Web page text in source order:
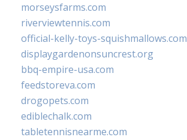
morseysfarms.com
riverviewtennis.com
official-kelly-toys-squishmallows.com
displaygardenonsuncrest.org
bbq-empire-usa.com
feedstoreva.com
drogopets.com
ediblechalk.com
tabletennisnearme.com